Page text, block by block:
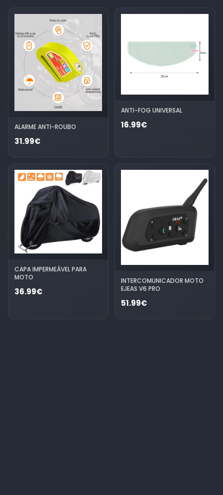
ALARME ANTI-ROUBO
31.99€
ANTI-FOG UNIVERSAL
16.99€
CAPA IMPERMEÁVEL PARA
MOTO
36.99€
INTERCOMUNICADOR MOTO
EJEAS V6 PRO
51.99€